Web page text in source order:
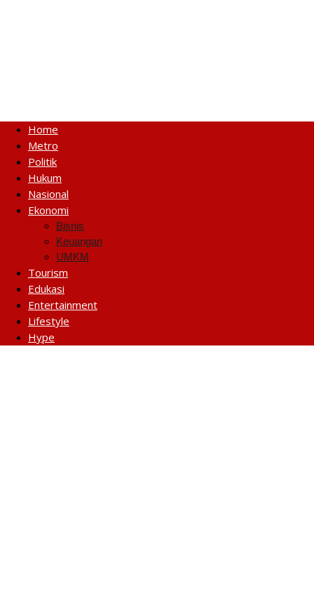
Home
Metro
Politik
Hukum
Nasional
Ekonomi
Bisnis
Keuangan
UMKM
Tourism
Edukasi
Entertainment
Lifestyle
Hype